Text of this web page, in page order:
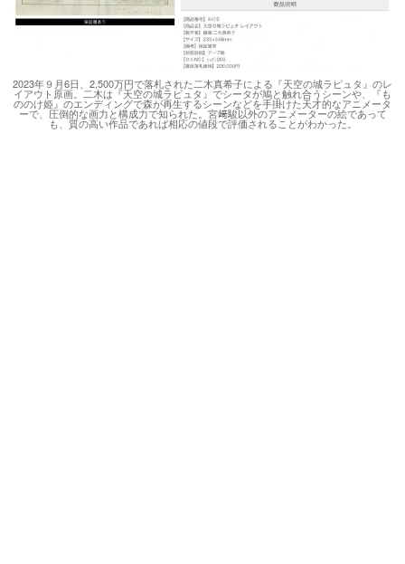
2023年９月6日、2,500万円で落札された二木真希子による『天空の城ラピュタ』のレ
イアウト原画。二木は『天空の城ラピュタ』でシータが鳩と触れ合うシーンや、『も
ののけ姫』のエンディングで森が再生するシーンなどを手掛けた天才的なアニメータ
ーで、圧倒的な画力と構成力で知られた。宮﨑駿以外のアニメーターの絵であって
も、質の高い作品であれば相応の値段で評価されることがわかった。